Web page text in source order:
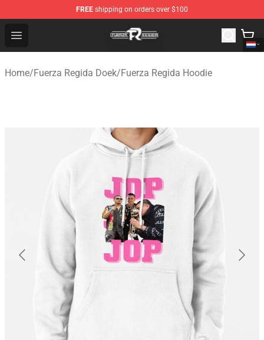
FREE shipping on orders over $100
Open menu
Fuerza Regida Shop - Official Fuerza Regida
Home/Fuerza Regida Doek/Fuerza Regida Hoodie